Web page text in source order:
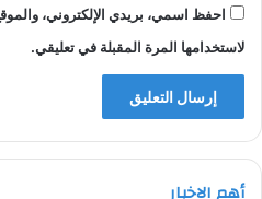
احفظ اسمي، بريدي الإلكتروني،
لاستخدامها المرة المقبلة في تعليقي.
أهم الاخبار